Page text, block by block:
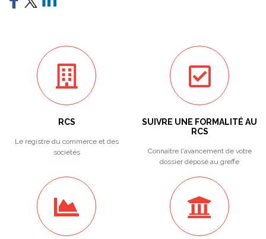
RCS
Le registre du commerce et des
sociétés
SUIVRE UNE FORMALITÉ AU
RCS
Connaitre l'avancement de votre
dossier déposé au greffe